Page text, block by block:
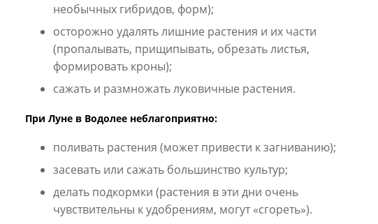
необычных гибридов, форм);
осторожно удалять лишние растения и их части
(пропалывать, прищипывать, обрезать листья,
формировать кроны);
сажать и размножать луковичные растения.
При Луне в Водолее неблагоприятно:
поливать растения (может привести к загниванию);
засевать или сажать большинство культур;
делать подкормки (растения в эти дни очень
чувствительны к удобрениям, могут «сгореть»).